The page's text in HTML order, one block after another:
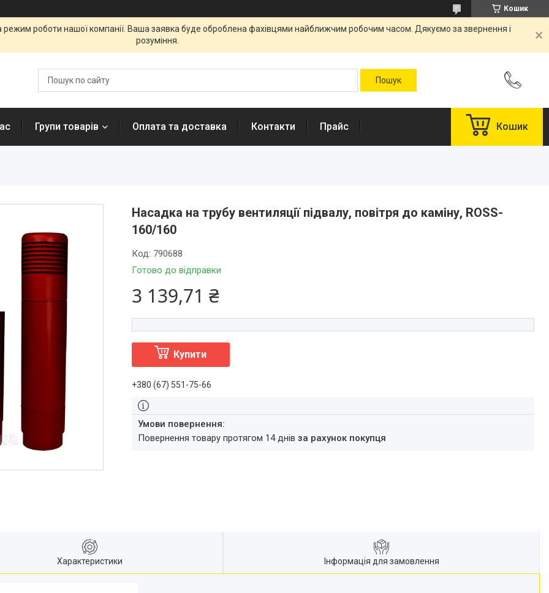
Кошик
режим роботи нашої компанії. Ваша заявка буде оброблена фахівцями найближчим робочим часом. Дякуємо за звернення і
розуміння.
Групи товарів Оплата та доставка Контакти Прайс Кошик
Насадка на трубу вентиляції підвалу, повітря до каміну, ROSS-
160/160
Готово до відправки
Код: 790688
3 139,71 ₴
Купити
+380 (67) 551-75-66
повернення товару протягом 14 днів за рахунок покупця
Характеристики Інформація для замовлення